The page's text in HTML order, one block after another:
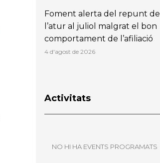
Foment alerta del repunt de
l’atur al juliol malgrat el bon
comportament de l’afiliació
4 d'agost de 2026
Activitats
NO HI HA EVENTS PROGRAMATS